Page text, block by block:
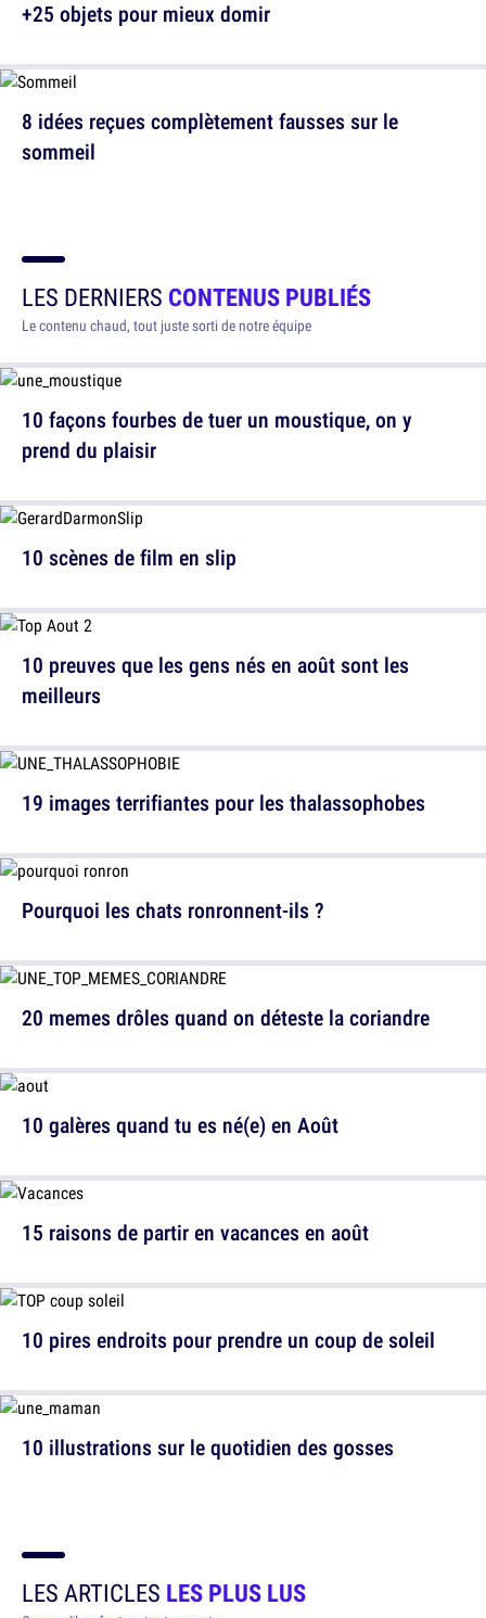
8 idées reçues complètement fausses sur le
sommeil
+25 objets pour mieux domir
LES DERNIERS CONTENUS PUBLIÉS
Le contenu chaud, tout juste sorti de notre équipe
10 façons fourbes de tuer un moustique, on y
prend du plaisir
10 preuves que les gens nés en août sont les
meilleurs
Pourquoi les chats ronronnent-ils ?
10 galères quand tu es né(e) en Août
10 pires endroits pour prendre un coup de soleil
10 scènes de film en slip
19 images terrifiantes pour les thalassophobes
20 memes drôles quand on déteste la coriandre
15 raisons de partir en vacances en août
10 illustrations sur le quotidien des gosses
LES ARTICLES LES PLUS LUS